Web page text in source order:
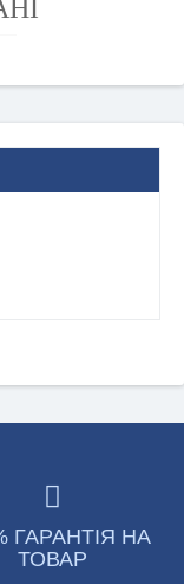
ГАРАНТІЯ НА
ТОВАР